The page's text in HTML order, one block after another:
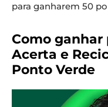
para ganharem 50
Como
Acerta e
Ponto Verde